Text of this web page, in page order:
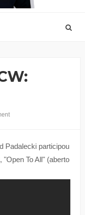
Padalecki participou
To All" (aberto